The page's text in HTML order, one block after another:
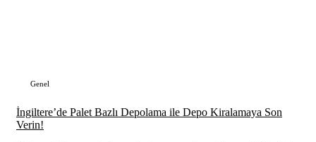
Genel
İngiltere’de Palet Bazlı Depolama ile Depo Kiralamaya Son
Verin!